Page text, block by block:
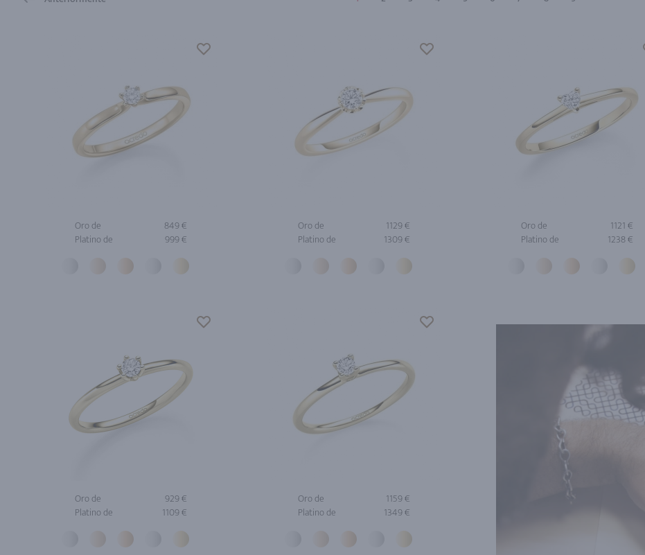
Oro de
849 €
Platino de
999 €
Oro de
1129 €
Platino de
1309 €
Oro de
1121 €
Platino de
1238 €
Oro de
929 €
Platino de
1109 €
Oro de
1159 €
Platino de
1349 €